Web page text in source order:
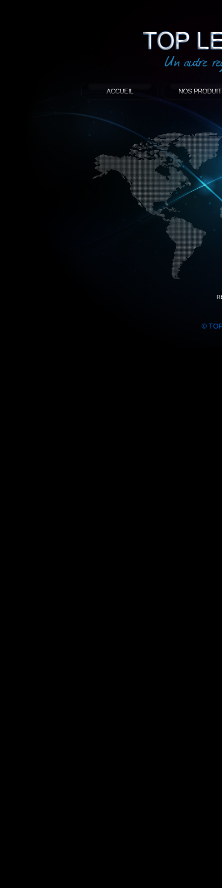
©
: Top led world
Produit décoratif led
Objet publicitaire led
éclairage blanc led
Enseigne publicitaire
Fabriquant et distributeur français
gamme à base de LED.
led, Topledworld, top led world, top
économie énergie, edf, lumière,